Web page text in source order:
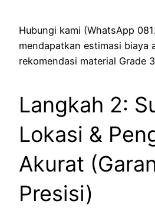
Hubungi kami (WhatsApp
mendapatkan estimasi biaya
rekomendasi material Grade
Langkah 2:
Lokasi &
Akurat
Presisi)